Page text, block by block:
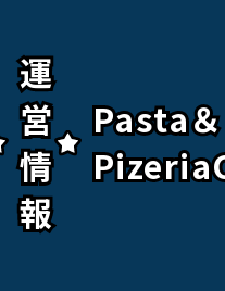
運
営
情
報
運
営
情
報
Pasta＆
Pasta＆